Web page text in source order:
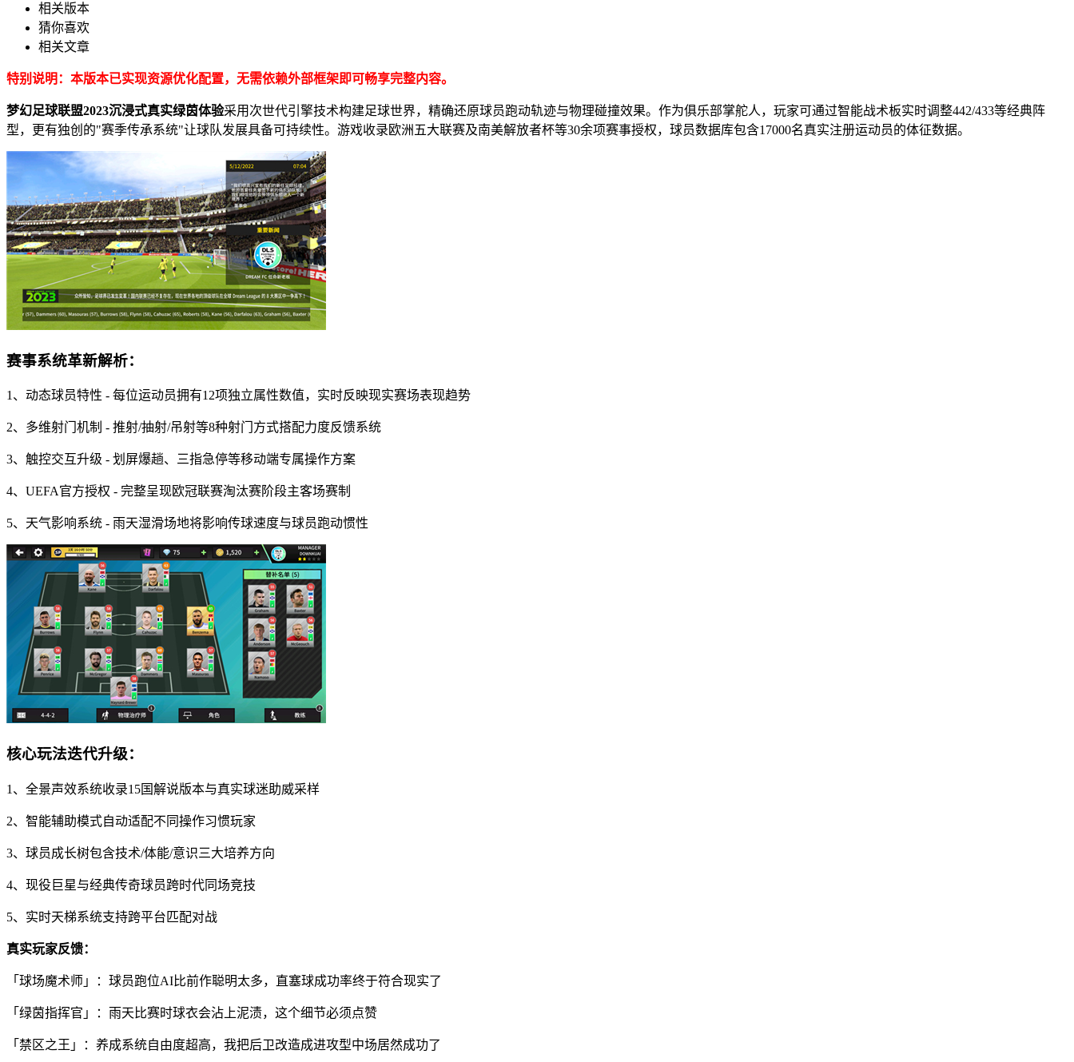
相关版本
猜你喜欢
相关文章
特别说明：本版本已实现资源优化配置，无需依赖外部框架即可畅享完整内容。
梦幻足球联盟2023沉浸式真实绿茵体验采用次世代引擎技术构建足球世界，精确还原球员跑动轨迹与物理碰撞效果。作为俱乐部掌舵人，玩家可通过智能战术板实时调整442/433等经典阵
型，更有独创的"赛季传承系统"让球队发展具备可持续性。游戏收录欧洲五大联赛及南美解放者杯等30余项赛事授权，球员数据库包含17000名真实注册运动员的体征数据。
赛事系统革新解析：
1、动态球员特性 - 每位运动员拥有12项独立属性数值，实时反映现实赛场表现趋势
2、多维射门机制 - 推射/抽射/吊射等8种射门方式搭配力度反馈系统
3、触控交互升级 - 划屏爆趟、三指急停等移动端专属操作方案
4、UEFA官方授权 - 完整呈现欧冠联赛淘汰赛阶段主客场赛制
5、天气影响系统 - 雨天湿滑场地将影响传球速度与球员跑动惯性
核心玩法迭代升级：
1、全景声效系统收录15国解说版本与真实球迷助威采样
2、智能辅助模式自动适配不同操作习惯玩家
3、球员成长树包含技术/体能/意识三大培养方向
4、现役巨星与经典传奇球员跨时代同场竞技
5、实时天梯系统支持跨平台匹配对战
真实玩家反馈：
「球场魔术师」：球员跑位AI比前作聪明太多，直塞球成功率终于符合现实了
「绿茵指挥官」：雨天比赛时球衣会沾上泥渍，这个细节必须点赞
「禁区之王」：养成系统自由度超高，我把后卫改造成进攻型中场居然成功了